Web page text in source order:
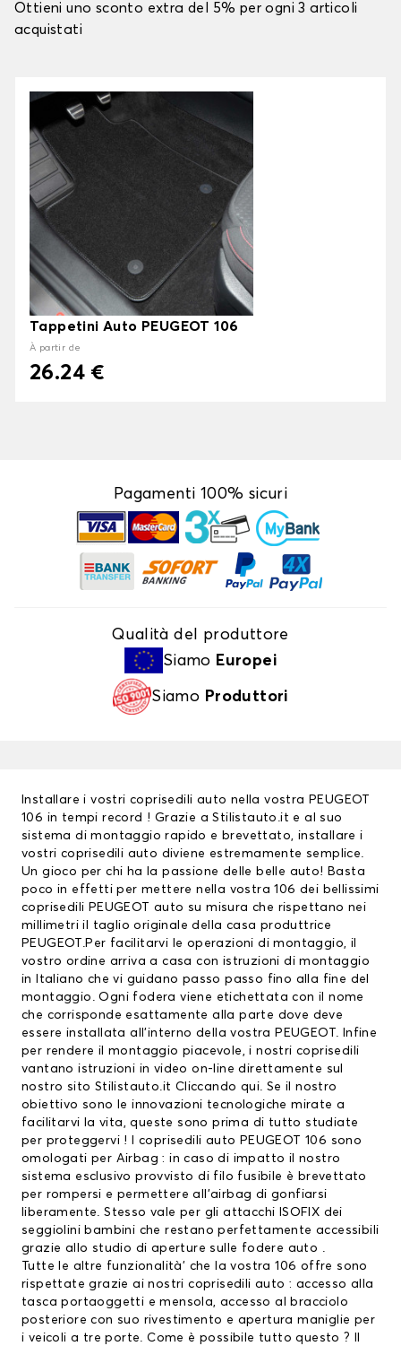
Ottieni uno sconto extra del 5% per ogni 3 articoli
acquistati
Tappetini Auto PEUGEOT 106
À partir de
26.24 €
Pagamenti 100% sicuri
Qualità del produttore
Siamo Europei
Siamo Produttori
Installare i vostri coprisedili auto nella vostra PEUGEOT
106 in tempi record ! Grazie a Stilistauto.it e al suo
sistema di montaggio rapido e brevettato, installare i
vostri coprisedili auto diviene estremamente semplice.
Un gioco per chi ha la passione delle belle auto! Basta
poco in effetti per mettere nella vostra 106 dei bellissimi
coprisedili PEUGEOT
auto su misura che rispettano nei
millimetri il taglio originale della casa produttrice
PEUGEOT.Per facilitarvi le operazioni di montaggio, il
vostro ordine arriva a casa con istruzioni di montaggio
in Italiano che vi guidano passo passo fino alla fine del
montaggio. Ogni fodera viene etichettata con il nome
che corrisponde esattamente alla parte dove deve
essere installata all’interno della vostra PEUGEOT. Infine
per rendere il montaggio piacevole, i nostri coprisedili
vantano istruzioni in video on-line direttamente sul
nostro sito Stilistauto.it Cliccando qui. Se il nostro
obiettivo sono le innovazioni tecnologiche mirate a
facilitarvi la vita, queste sono prima di tutto studiate
per proteggervi ! I coprisedili auto PEUGEOT 106 sono
omologati per Airbag : in caso di impatto il nostro
sistema esclusivo provvisto di filo fusibile è brevettato
per rompersi e permettere all’airbag di gonfiarsi
liberamente. Stesso vale per gli attacchi ISOFIX dei
seggiolini bambini che restano perfettamente accessibili
grazie allo studio di aperture sulle fodere auto .
Tutte le altre funzionalità’ che la vostra 106 offre sono
rispettate grazie ai nostri coprisedili auto : accesso alla
tasca portaoggetti e mensola, accesso al bracciolo
posteriore con suo rivestimento e apertura maniglie per
i veicoli a tre porte. Come è possibile tutto questo ? Il